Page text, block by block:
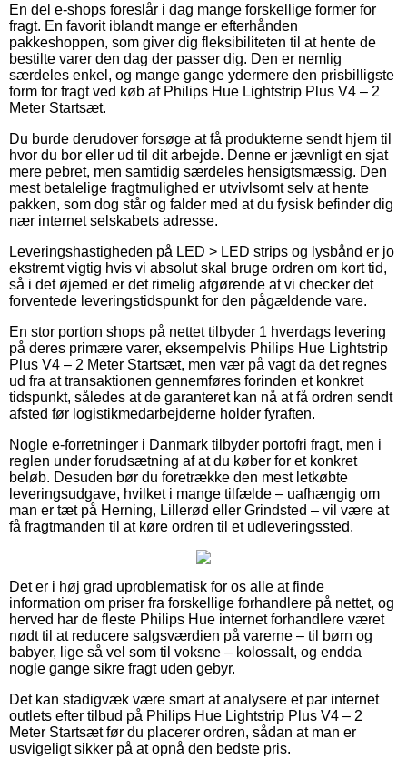
En del e-shops foreslår i dag mange forskellige former for
fragt. En favorit iblandt mange er efterhånden
pakkeshoppen, som giver dig fleksibiliteten til at hente de
bestilte varer den dag der passer dig. Den er nemlig
særdeles enkel, og mange gange ydermere den prisbilligste
form for fragt ved køb af Philips Hue Lightstrip Plus V4 – 2
Meter Startsæt.
Du burde derudover forsøge at få produkterne sendt hjem til
hvor du bor eller ud til dit arbejde. Denne er jævnligt en sjat
mere pebret, men samtidig særdeles hensigtsmæssig. Den
mest betalelige fragtmulighed er utvivlsomt selv at hente
pakken, som dog står og falder med at du fysisk befinder dig
nær internet selskabets adresse.
Leveringshastigheden på LED > LED strips og lysbånd er jo
ekstremt vigtig hvis vi absolut skal bruge ordren om kort tid,
så i det øjemed er det rimelig afgørende at vi checker det
forventede leveringstidspunkt for den pågældende vare.
En stor portion shops på nettet tilbyder 1 hverdags levering
på deres primære varer, eksempelvis Philips Hue Lightstrip
Plus V4 – 2 Meter Startsæt, men vær på vagt da det regnes
ud fra at transaktionen gennemføres forinden et konkret
tidspunkt, således at de garanteret kan nå at få ordren sendt
afsted før logistikmedarbejderne holder fyraften.
Nogle e-forretninger i Danmark tilbyder portofri fragt, men i
reglen under forudsætning af at du køber for et konkret
beløb. Desuden bør du foretrække den mest letkøbte
leveringsudgave, hvilket i mange tilfælde – uafhængig om
man er tæt på Herning, Lillerød eller Grindsted – vil være at
få fragtmanden til at køre ordren til et udleveringssted.
Det er i høj grad uproblematisk for os alle at finde
information om priser fra forskellige forhandlere på nettet, og
herved har de fleste Philips Hue internet forhandlere været
nødt til at reducere salgsværdien på varerne – til børn og
babyer, lige så vel som til voksne – kolossalt, og endda
nogle gange sikre fragt uden gebyr.
Det kan stadigvæk være smart at analysere et par internet
outlets efter tilbud på Philips Hue Lightstrip Plus V4 – 2
Meter Startsæt før du placerer ordren, sådan at man er
usvigeligt sikker på at opnå den bedste pris.